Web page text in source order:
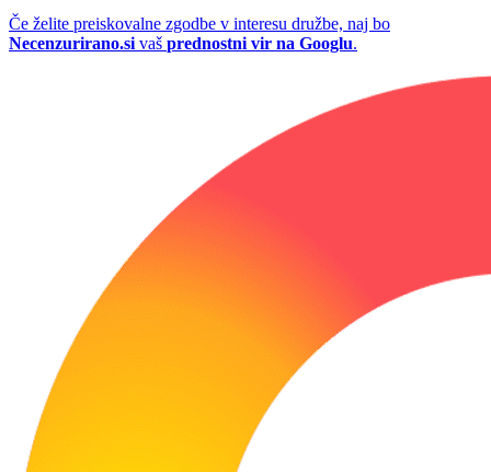
Če želite preiskovalne zgodbe v interesu družbe, naj bo
Necenzurirano.si vaš prednostni vir na Googlu.